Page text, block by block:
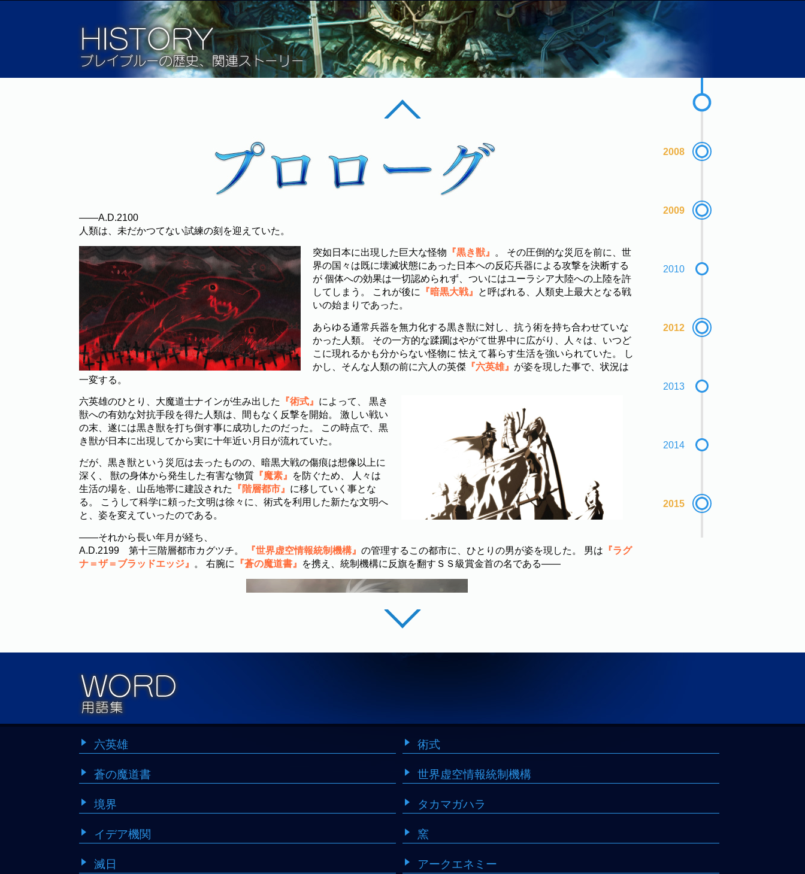
――A.D.2100
人類は、未だかつてない試練の刻を迎えていた。
突如日本に出現した巨大な怪物 『黒き獣』
。 その圧倒的な災厄を前に、世
界の国々は既に壊滅状態にあった日本への反応兵器による攻撃を決断する
が 個体への効果は一切認められず、ついにはユーラシア大陸への上陸を許
してしまう。 これが後に
『暗黒大戦』
と呼ばれる、人類史上最大となる戦
いの始まりであった。
あらゆる通常兵器を無力化する黒き獣に対し、抗う術を持ち合わせていな
かった人類。 その一方的な蹂躙はやがて世界中に広がり、人々は、いつど
こに現れるかも分からない怪物に 怯えて暮らす生活を強いられていた。 し
かし、そんな人類の前に六人の英傑 『六英雄』 が姿を現した事で、状況は
一変する。
六英雄のひとり、大魔道士ナインが生み出した 『術式』 によって、 黒き
獣への有効な対抗手段を得た人類は、間もなく反撃を開始。 激しい戦い
の末、遂には黒き獣を打ち倒す事に成功したのだった。 この時点で、黒
き獣が日本に出現してから実に十年近い月日が流れていた。
だが、黒き獣という災厄は去ったものの、暗黒大戦の傷痕は想像以上に
深く、 獣の身体から発生した有害な物質 『魔素』
を防ぐため、 人々は
生活の場を、山岳地帯に建設された
『階層都市』 に移していく事とな
る。 こうして科学に頼った文明は徐々に、術式を利用した新たな文明へ
と、姿を変えていったのである。
――それから長い年月が経ち、
A.D.2199 第十三階層都市カグツチ。
『世界虚空情報統制機構』 の管理するこの都市に、ひとりの男が姿を現した。 男は 『ラグ
ナ＝ザ＝ブラッドエッジ』
。 右腕に 『蒼の魔道書』 を携え、統制機構に反旗を翻すＳＳ級賞金首の名である――
ラグナの目的は、統制機構支部の最深部に存在する『窯』を破壊
し、その中で精錬される少女『ν-No.13-（ニュー）』
を阻止する事だった。
黒き獣の器であるラグナと、その心臓であるニュー。
二人が融合し、窯の向こうにある『境界』へ落ちる事で黒き獣が誕
2008
2009
2010
2012
2013
2014
2015
六英雄
蒼の魔道書
境界
イデア機関
滅日
術式
世界虚空情報統制機構
タカマガハラ
窯
アークエネミー